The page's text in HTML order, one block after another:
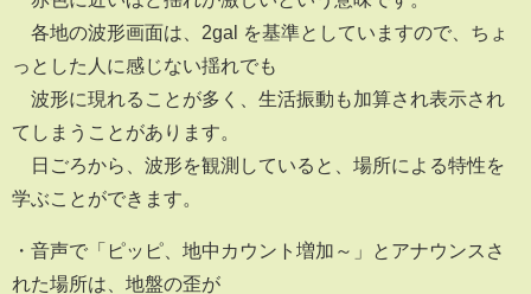
各地の波形画面は、2gal を基準としていますので、ちょ
っとした人に感じない揺れでも
波形に現れることが多く、生活振動も加算され表示され
てしまうことがあります。
日ごろから、波形を観測していると、場所による特性を
学ぶことができます。
・音声で「ピッピ、地中カウント増加～」とアナウンスさ
れた場所は、地盤の歪が